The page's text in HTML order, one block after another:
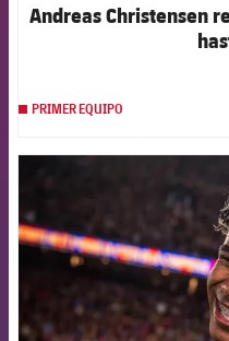
Andreas Christensen
PRIMER EQUIPO